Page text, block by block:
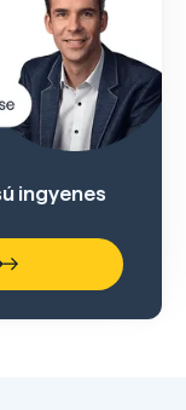
ingyenes